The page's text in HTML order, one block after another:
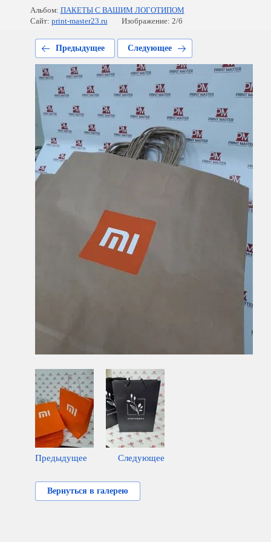
Альбом: ПАКЕТЫ С ВАШИМ ЛОГОТИПОМ
Сайт: print-master23.ru Изображение: 2/6
Предыдущее Следующее
Предыдущее Следующее
Вернуться в галерею